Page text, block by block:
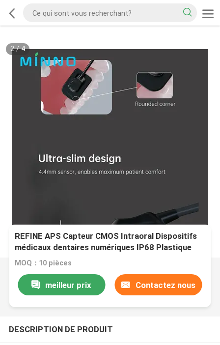
2/4
REFINE APS Capteur CMOS Intraoral Dispositifs
médicaux dentaires numériques IP68 Plastique
MOQ：10 pièces
meilleur prix Contactez nous
DESCRIPTION DE PRODUIT